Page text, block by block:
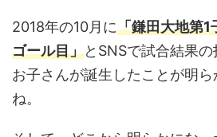
2018年の10月に「鎌田大地第1
ゴール目」とSNSで試合結果の
お子さんが誕生したことが明
ね。